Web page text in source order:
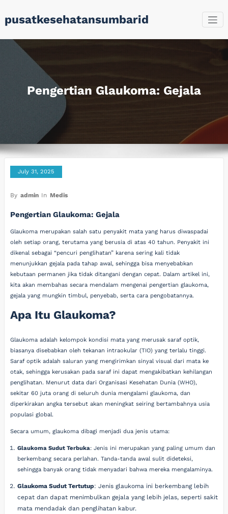
to
content
pusatkesehatansumbarid
Pengertian Glaukoma: Gejala
July 31, 2025
By admin In Medis
Pengertian Glaukoma: Gejala
Glaukoma merupakan salah satu penyakit mata yang harus diwaspadai
oleh setiap orang, terutama yang berusia di atas 40 tahun. Penyakit ini
dikenal sebagai “pencuri penglihatan” karena sering kali tidak
menunjukkan gejala pada tahap awal, sehingga bisa menyebabkan
kebutaan permanen jika tidak ditangani dengan cepat. Dalam artikel ini,
kita akan membahas secara mendalam mengenai pengertian glaukoma,
gejala yang mungkin timbul, penyebab, serta cara pengobatannya.
Apa Itu Glaukoma?
Glaukoma adalah kelompok kondisi mata yang merusak saraf optik,
biasanya disebabkan oleh tekanan intraokular (TIO) yang terlalu tinggi.
Saraf optik adalah saluran yang mengirimkan sinyal visual dari mata ke
otak, sehingga kerusakan pada saraf ini dapat mengakibatkan kehilangan
penglihatan. Menurut data dari Organisasi Kesehatan Dunia (WHO),
sekitar 60 juta orang di seluruh dunia mengalami glaukoma, dan
diperkirakan angka tersebut akan meningkat seiring bertambahnya usia
populasi global.
Secara umum, glaukoma dibagi menjadi dua jenis utama:
Glaukoma Sudut Terbuka: Jenis ini merupakan yang paling umum dan
berkembang secara perlahan. Tanda-tanda awal sulit dideteksi,
sehingga banyak orang tidak menyadari bahwa mereka mengalaminya.
Glaukoma Sudut Tertutup: Jenis glaukoma ini berkembang lebih
cepat dan dapat menimbulkan gejala yang lebih jelas, seperti sakit
mata mendadak dan penglihatan kabur.